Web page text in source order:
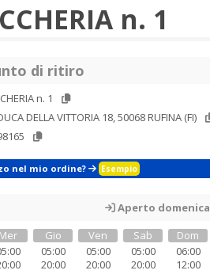
n. 1
di ritiro
n. 1
DELLA VITTORIA 18, 50068 RUFINA (FI)
nel mio ordine? Esempio
Aperto domenica
Mer
Gio
05:00
20:00
Ven
05:00
20:00
Sab
05:00
20:00
Dom
06:00
12:00